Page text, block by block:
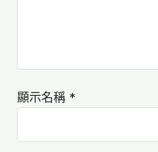
顯示名稱 *